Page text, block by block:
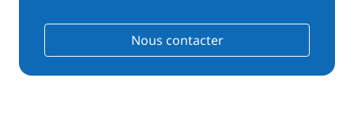
Nous contacter